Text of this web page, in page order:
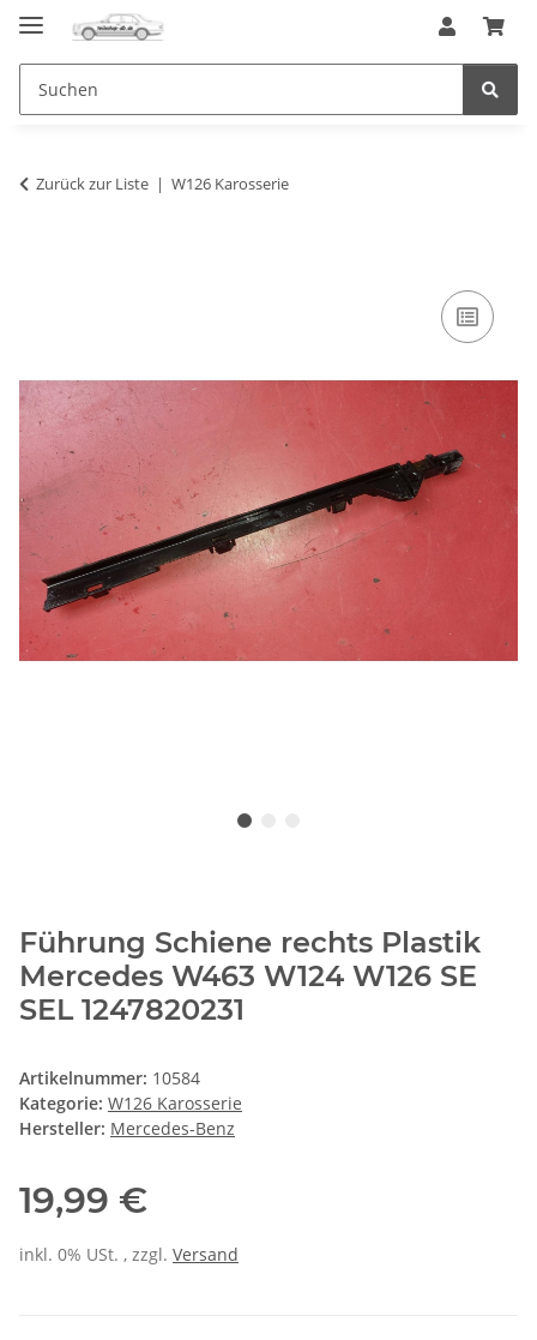
Zurück zur Liste W126 Karosserie
Führung Schiene rechts Plastik
Mercedes W463 W124 W126 SE
SEL 1247820231
Artikelnummer: 10584
Kategorie: W126 Karosserie
Hersteller: Mercedes-Benz
19,99 €
inkl. 0% USt. , zzgl. Versand